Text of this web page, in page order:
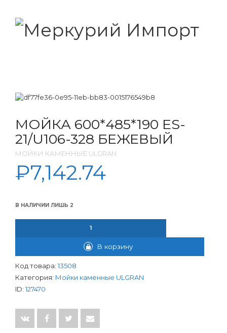
МОЙКА 600*485*190 ES-
21/U106-328 БЕЖЕВЫЙ
МОЙКИ КАМЕННЫЕ ULGRAN
₽7,142.74
В НАЛИЧИИ ЛИШЬ 2
В корзину
Код товара: 13508
Категория: Мойки каменные ULGRAN
ID: 127470